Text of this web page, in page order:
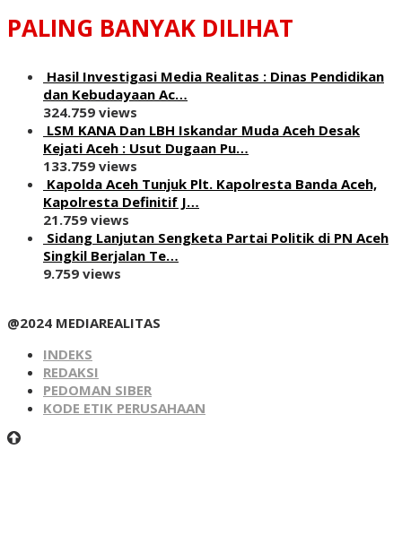
PALING BANYAK DILIHAT
Hasil Investigasi Media Realitas : ‎Dinas Pendidikan
dan Kebudayaan Ac…
324.759 views
LSM KANA Dan LBH Iskandar Muda Aceh Desak
Kejati Aceh : Usut Dugaan Pu…
133.759 views
Kapolda Aceh Tunjuk Plt. Kapolresta Banda Aceh,
Kapolresta Definitif J…
21.759 views
Sidang Lanjutan Sengketa Partai Politik di PN Aceh
Singkil Berjalan Te…
9.759 views
@2024 MEDIAREALITAS
INDEKS
REDAKSI
PEDOMAN SIBER
KODE ETIK PERUSAHAAN